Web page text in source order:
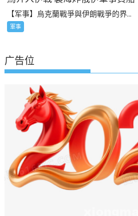
【军事】烏克蘭戰爭與伊朗戰爭的界...
軍事
广告位